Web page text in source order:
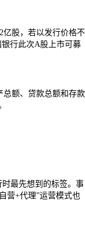
亿股，若以发行价格不
行此次A股上市可募
总额、贷款总额和存款
最先想到的标签。事
营+代理”运营模式也